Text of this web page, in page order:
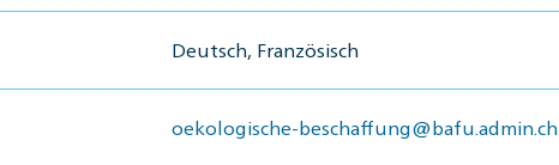
Deutsch, Französisch
oekologische-beschaffung@bafu.admin.ch